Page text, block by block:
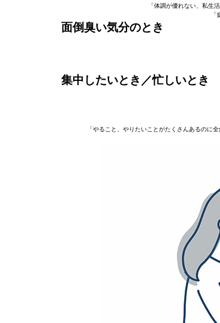
「体調が優れない、私生
面倒臭い気分のとき
集中したいとき／忙しいとき
「やること、やりたいことがたくさんあるのに